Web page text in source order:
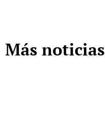
Más noticias